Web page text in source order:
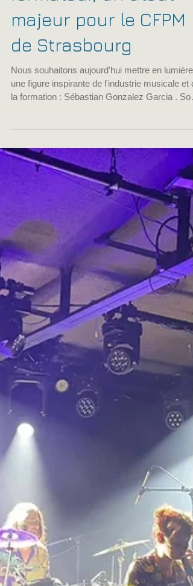
Garcia : de diplômé à
formateur, un atout
majeur pour le CFPM
de Strasbourg
la formation : Sébastian Gonzalez Garcia . Son
parcours illustre parfaitement la réussite et
l'engagement, marquant une contribution
significative au CFPM de Strasbourg .
L'ALSACE Sébastian Gonzalez Garcia n'est
un formateur comme les autres. Il a d'abord été
un diplômé du CFPM de Strasbourg ,
connaissant ainsi de l'intérieur les exigences et
les opportunités qu'offre cette i